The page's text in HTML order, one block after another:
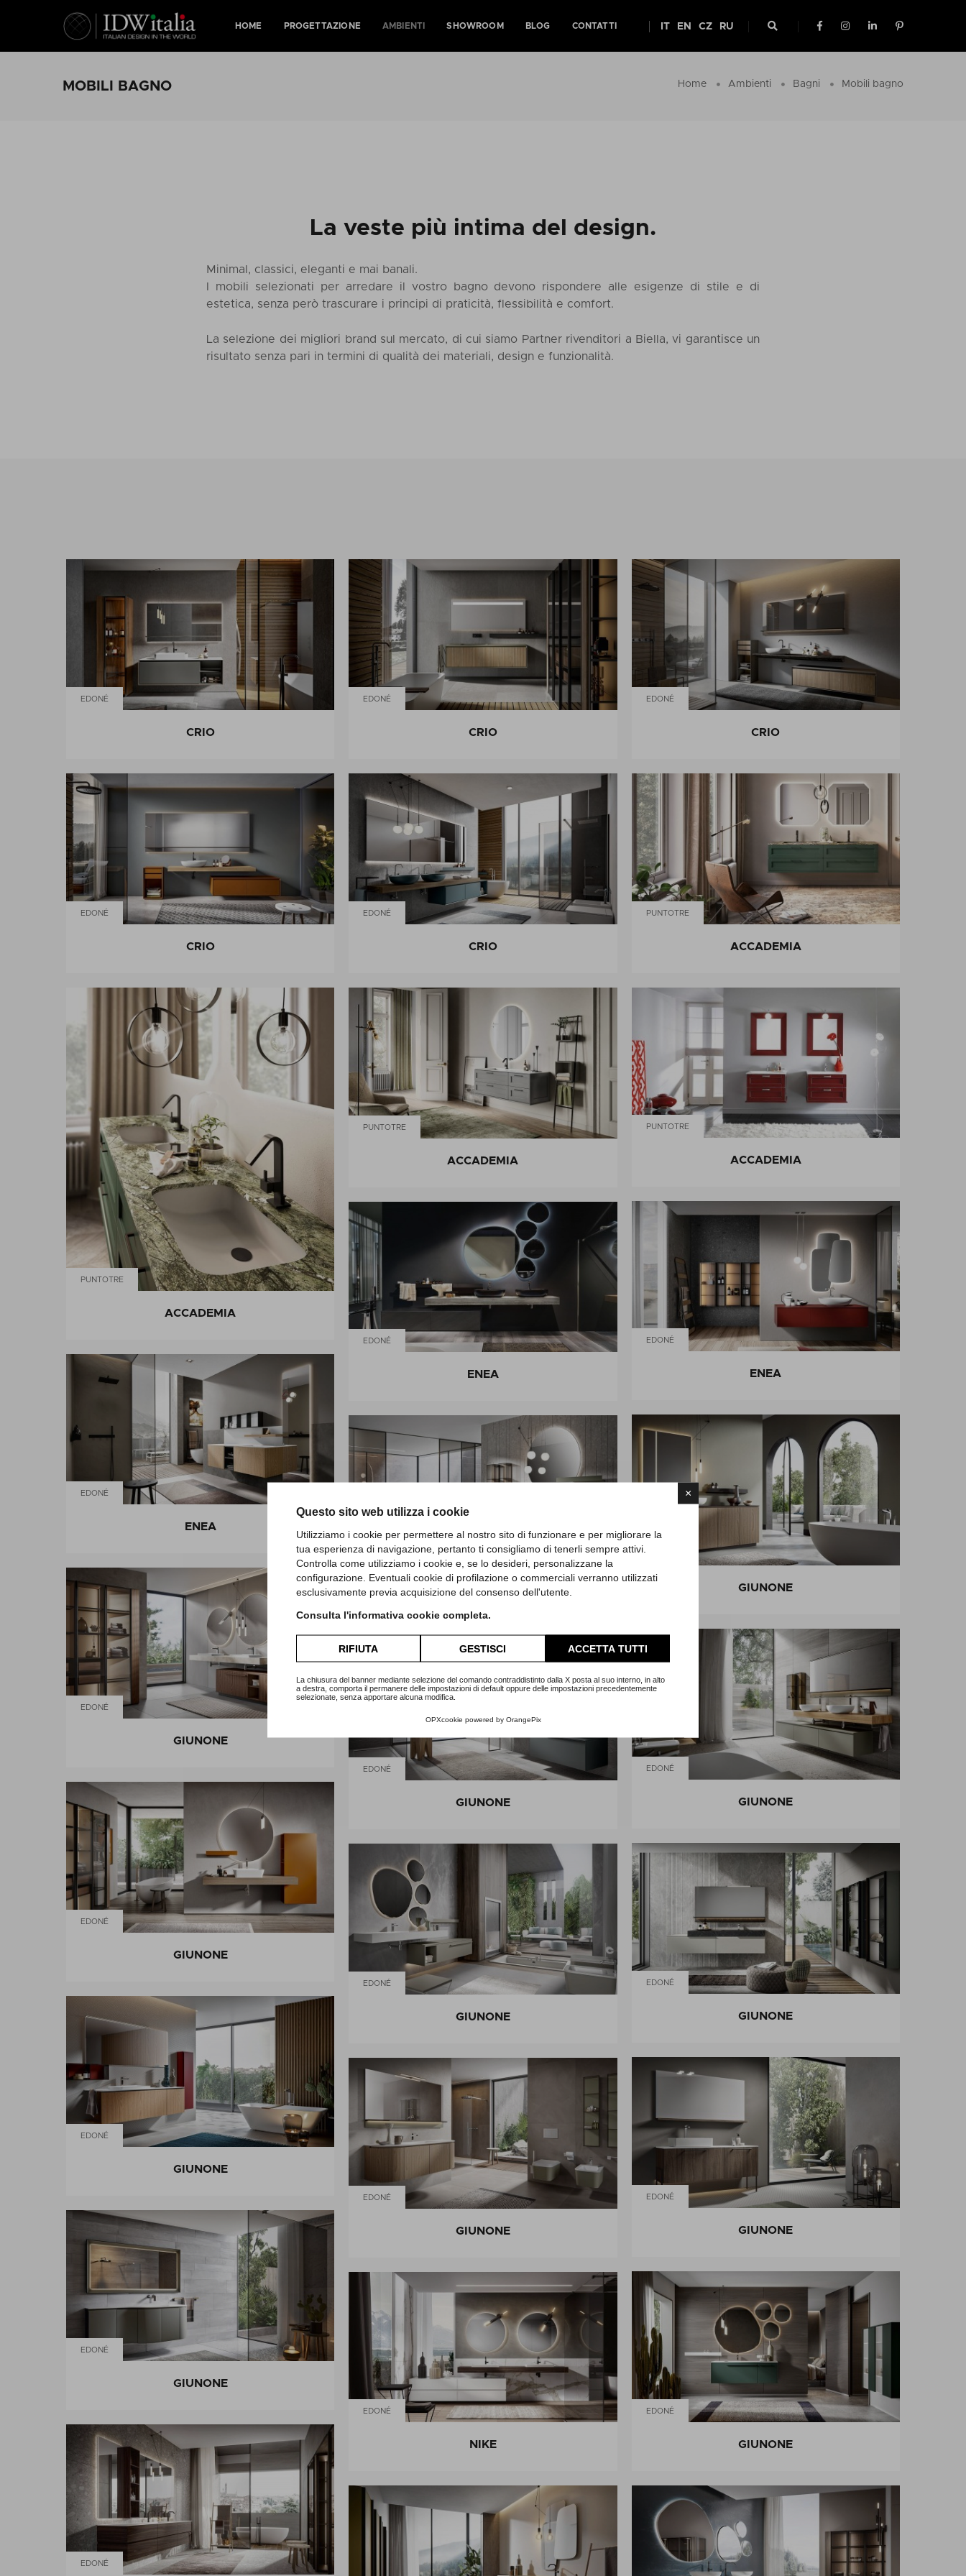
×
Questo sito web utilizza i cookie
Utilizziamo i cookie per permettere al nostro sito di funzionare e per migliorare la
tua esperienza di navigazione, pertanto ti consigliamo di tenerli sempre attivi.
Controlla come utilizziamo i cookie e, se lo desideri, personalizzane la
configurazione. Eventuali cookie di profilazione o commerciali verranno utilizzati
esclusivamente previa acquisizione del consenso dell'utente.
Consulta l'informativa cookie completa.
RIFIUTA GESTISCI ACCETTA TUTTI
La chiusura del banner mediante selezione del comando contraddistinto dalla X posta al suo interno, in alto
a destra, comporta il permanere delle impostazioni di default oppure delle impostazioni precedentemente
selezionate, senza apportare alcuna modifica.
OPXcookie powered by OrangePix
HOME PROGETTAZIONE AMBIENTI SHOWROOM BLOG CONTATTI IT EN CZ RU
MOBILI BAGNO Home Ambienti Bagni Mobili bagno
La veste più intima del design.
Minimal, classici, eleganti e mai banali.
I mobili selezionati per arredare il vostro bagno devono rispondere alle esigenze di stile e di
estetica, senza però trascurare i principi di praticità, flessibilità e comfort.
La selezione dei migliori brand sul mercato, di cui siamo Partner rivenditori a Biella, vi garantisce un
risultato senza pari in termini di qualità dei materiali, design e funzionalità.
EDONÉ
CRIO
EDONÉ
CRIO
EDONÉ
CRIO
EDONÉ
CRIO
EDONÉ
CRIO
PUNTOTRE
ACCADEMIA
PUNTOTRE
ACCADEMIA
PUNTOTRE
ACCADEMIA
PUNTOTRE
ACCADEMIA
EDONÉ
ENEA
EDONÉ
ENEA
EDONÉ
ENEA
GIUNONE
EDONÉ
GIUNONE
EDONÉ
GIUNONE
EDONÉ
GIUNONE
EDONÉ
GIUNONE
EDONÉ
GIUNONE
EDONÉ
GIUNONE
EDONÉ
GIUNONE
EDONÉ
GIUNONE
EDONÉ
GIUNONE
EDONÉ
GIUNONE
EDONÉ
GIUNONE
EDONÉ
GIUNONE
EDONÉ
NIKE
EDONÉ